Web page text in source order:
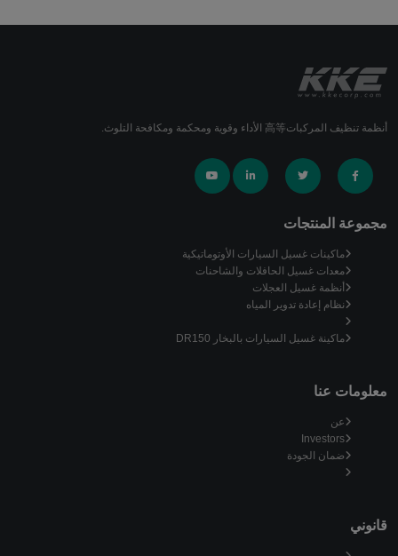
أنظمة تنظيف المركبات高等 الأداء وقوية ومحكمة ومكافحة التلوث.
مجموعة المنتجات
ماكينات غسيل السيارات الأوتوماتيكية
معدات غسيل الحافلات والشاحنات
أنظمة غسيل العجلات
نظام إعادة تدوير المياه
ماكينة غسيل السيارات بالبخار DR150
معلومات عنا
عن
Investors
ضمان الجودة
قانوني